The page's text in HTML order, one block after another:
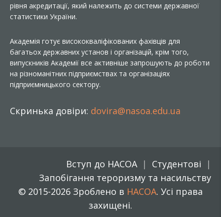
рівня акредитації, який належить до системи державної
статистики України.
Академія готує висококваліфікованих фахівців для
багатьох державних установ і організацій, крім того,
випускників Академії все активніше запрошують до роботи
на різноманітних підприємствах та організаціях
підприємницького сектору.
Скринька довіри: dovira@nasoa.edu.ua
Вступ до НАСОА
Студентові
Запобігання тероризму та насильству
© 2015-2026 Зроблено в НАСОА. Усі права
захищені.